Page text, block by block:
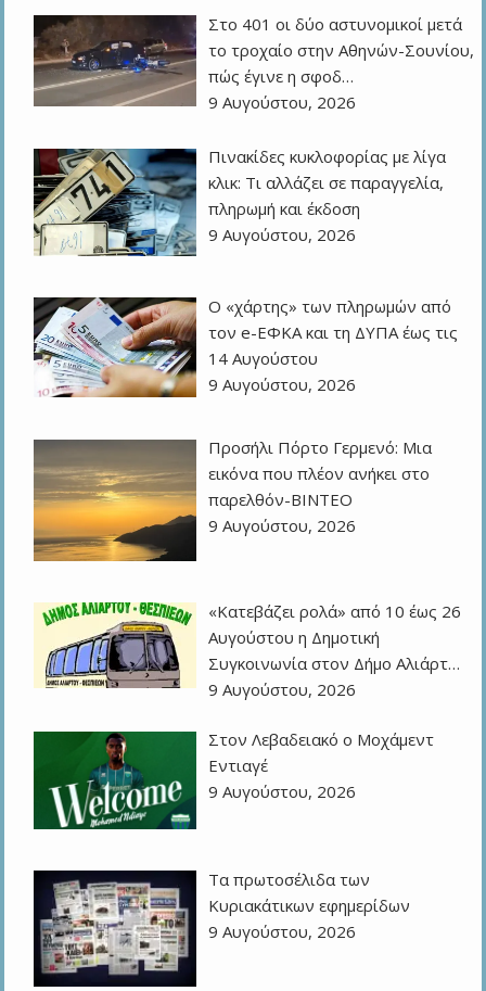
Στο 401 οι δύο αστυνομικοί μετά
το τροχαίο στην Αθηνών-Σουνίου,
πώς έγινε η σφοδ…
9 Αυγούστου, 2026
Πινακίδες κυκλοφορίας με λίγα
κλικ: Τι αλλάζει σε παραγγελία,
πληρωμή και έκδοση
9 Αυγούστου, 2026
Ο «χάρτης» των πληρωμών από
τον e-ΕΦΚΑ και τη ΔΥΠΑ έως τις
14 Αυγούστου
9 Αυγούστου, 2026
Προσήλι Πόρτο Γερμενό: Μια
εικόνα που πλέον ανήκει στο
παρελθόν-ΒΙΝΤΕΟ
9 Αυγούστου, 2026
«Κατεβάζει ρολά» από 10 έως 26
Αυγούστου η Δημοτική
Συγκοινωνία στον Δήμο Αλιάρτ…
9 Αυγούστου, 2026
Στον Λεβαδειακό ο Μοχάμεντ
Εντιαγέ
9 Αυγούστου, 2026
Τα πρωτοσέλιδα των
Kυριακάτικων εφημερίδων
9 Αυγούστου, 2026